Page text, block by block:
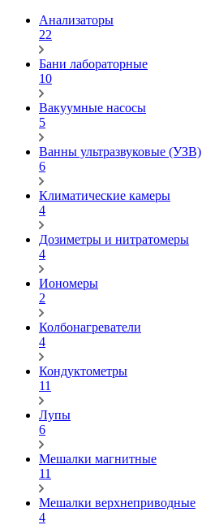
Анализаторы
22
Бани лабораторные
10
Вакуумные насосы
5
Ванны ультразвуковые (УЗВ)
6
Климатические камеры
4
Дозиметры и нитратомеры
4
Иономеры
2
Колбонагреватели
4
Кондуктометры
11
Лупы
6
Мешалки магнитные
11
Мешалки верхнеприводные
4